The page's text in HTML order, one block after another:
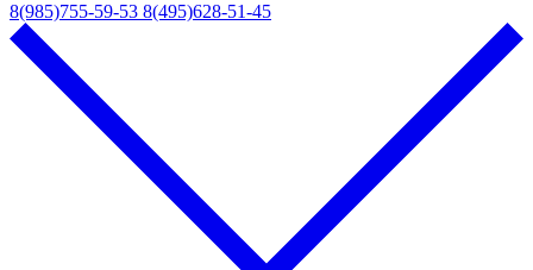
8(985)755-59-53 8(495)628-51-45